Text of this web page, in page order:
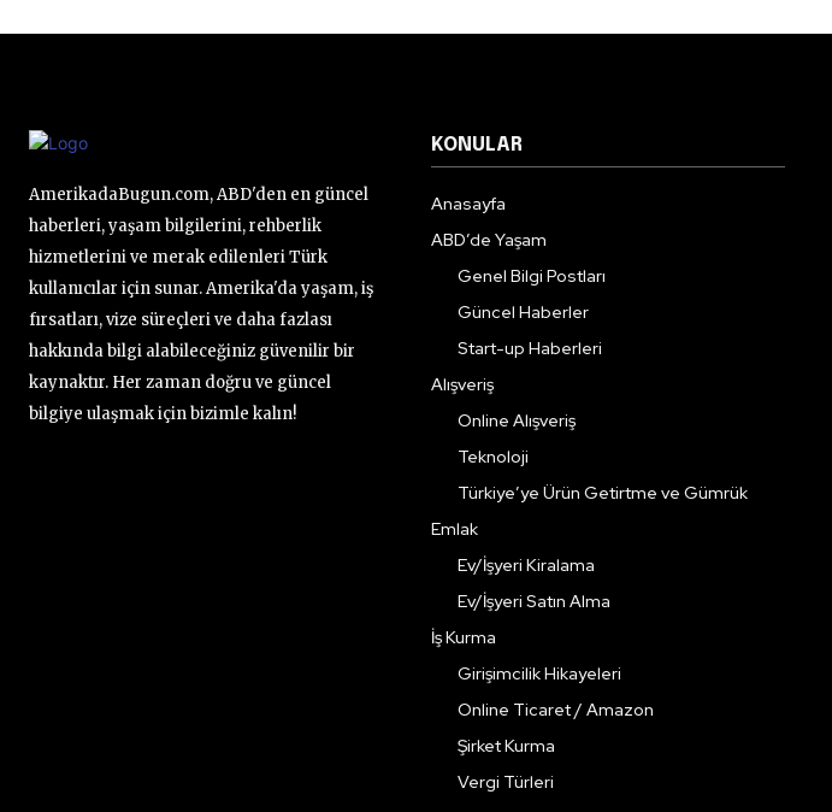
AmerikadaBugun.com, ABD'den en güncel
haberleri, yaşam bilgilerini, rehberlik
hizmetlerini ve merak edilenleri Türk
kullanıcılar için sunar. Amerika'da yaşam, iş
fırsatları, vize süreçleri ve daha fazlası
hakkında bilgi alabileceğiniz güvenilir bir
kaynaktır. Her zaman doğru ve güncel
bilgiye ulaşmak için bizimle kalın!
KONULAR
Anasayfa
ABD’de Yaşam
Genel Bilgi Postları
Güncel Haberler
Start-up Haberleri
Alışveriş
Online Alışveriş
Teknoloji
Türkiye’ye Ürün Getirtme ve Gümrük
Emlak
Ev/İşyeri Kiralama
Ev/İşyeri Satın Alma
İş Kurma
Girişimcilik Hikayeleri
Online Ticaret / Amazon
Şirket Kurma
Vergi Türleri